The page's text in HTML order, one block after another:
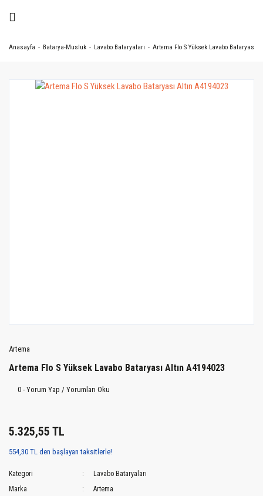
Anasayfa Batarya-Musluk Lavabo Bataryaları Artema Flo S Yüksek Lavabo Bataryası
Artema
Artema Flo S Yüksek Lavabo Bataryası Altın A4194023
0 - Yorum Yap / Yorumları Oku
5.325,55 TL
554,30 TL den başlayan taksitlerle!
Kategori
Lavabo Bataryaları
Marka
Artema